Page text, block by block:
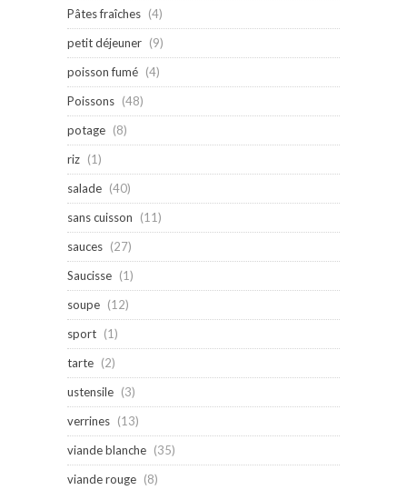
Pâtes fraîches (4)
petit déjeuner (9)
poisson fumé (4)
Poissons (48)
potage (8)
riz (1)
salade (40)
sans cuisson
(11)
sauces (27)
Saucisse (1)
soupe (12)
sport (1)
tarte (2)
ustensile (3)
verrines (13)
viande blanche (35)
viande rouge (8)